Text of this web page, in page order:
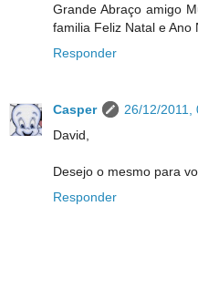
Grande Abraço amigo
familia Feliz Natal e Ano
Responder
Casper
26/12/2011,
David,
Desejo o mesmo para
Responder